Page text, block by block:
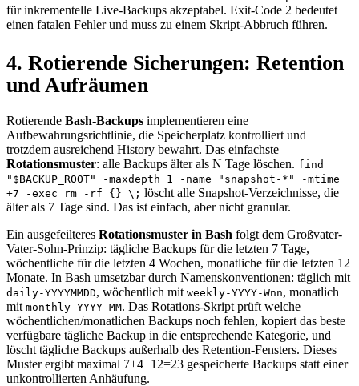
für inkrementelle Live-Backups akzeptabel. Exit-Code 2 bedeutet
einen fatalen Fehler und muss zu einem Skript-Abbruch führen.
4. Rotierende Sicherungen: Retention
und Aufräumen
Rotierende Bash-Backups implementieren eine
Aufbewahrungsrichtlinie, die Speicherplatz kontrolliert und
trotzdem ausreichend History bewahrt. Das einfachste
Rotationsmuster: alle Backups älter als N Tage löschen. find
"$BACKUP_ROOT" -maxdepth 1 -name "snapshot-*" -mtime
+7 -exec rm -rf {} \; löscht alle Snapshot-Verzeichnisse, die
älter als 7 Tage sind. Das ist einfach, aber nicht granular.
Ein ausgefeilteres Rotationsmuster in Bash folgt dem Großvater-
Vater-Sohn-Prinzip: tägliche Backups für die letzten 7 Tage,
wöchentliche für die letzten 4 Wochen, monatliche für die letzten 12
Monate. In Bash umsetzbar durch Namenskonventionen: täglich mit
daily-YYYYMMDD, wöchentlich mit weekly-YYYY-Wnn, monatlich
mit monthly-YYYY-MM. Das Rotations-Skript prüft welche
wöchentlichen/monatlichen Backups noch fehlen, kopiert das beste
verfügbare tägliche Backup in die entsprechende Kategorie, und
löscht tägliche Backups außerhalb des Retention-Fensters. Dieses
Muster ergibt maximal 7+4+12=23 gespeicherte Backups statt einer
unkontrollierten Anhäufung.